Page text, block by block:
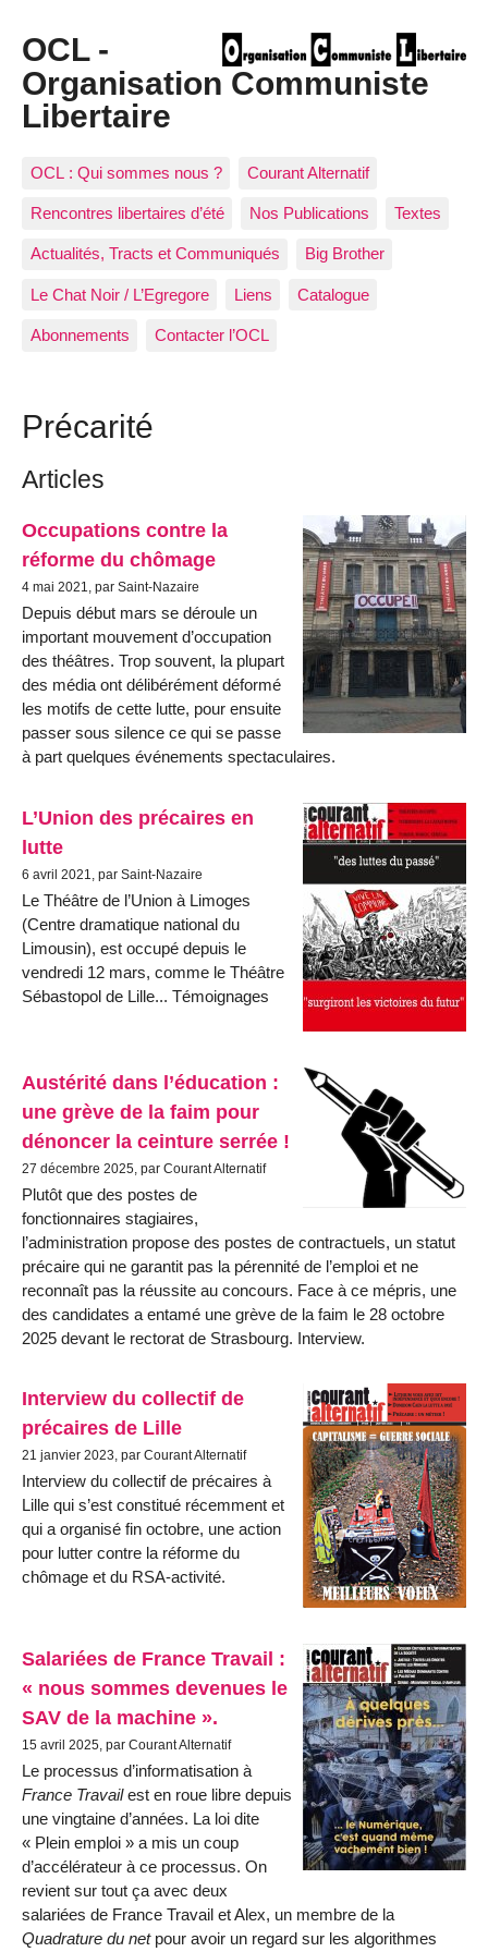
OCL -
Organisation Communiste
Libertaire
OCL : Qui sommes nous ? Courant Alternatif
Rencontres libertaires d’été Nos Publications Textes
Actualités, Tracts et Communiqués Big Brother
Le Chat Noir / L’Egregore Liens Catalogue
Abonnements Contacter l’OCL
Précarité
Articles
Occupations contre la
réforme du chômage
4 mai 2021, par Saint-Nazaire
Depuis début mars se déroule un
important mouvement d’occupation
des théâtres. Trop souvent, la plupart
des média ont délibérément déformé
les motifs de cette lutte, pour ensuite
passer sous silence ce qui se passe
à part quelques événements spectaculaires.
L’Union des précaires en
lutte
6 avril 2021, par Saint-Nazaire
Le Théâtre de l’Union à Limoges
(Centre dramatique national du
Limousin), est occupé depuis le
vendredi 12 mars, comme le Théâtre
Sébastopol de Lille... Témoignages
Austérité dans l’éducation :
une grève de la faim pour
dénoncer la ceinture serrée !
27 décembre 2025, par Courant Alternatif
Plutôt que des postes de
fonctionnaires stagiaires,
l’administration propose des postes de contractuels, un statut
précaire qui ne garantit pas la pérennité de l’emploi et ne
reconnaît pas la réussite au concours. Face à ce mépris, une
des candidates a entamé une grève de la faim le 28 octobre
2025 devant le rectorat de Strasbourg. Interview.
Interview du collectif de
précaires de Lille
21 janvier 2023, par Courant Alternatif
Interview du collectif de précaires à
Lille qui s’est constitué récemment et
qui a organisé fin octobre, une action
pour lutter contre la réforme du
chômage et du RSA-activité.
Salariées de France Travail :
« nous sommes devenues le
SAV de la machine ».
15 avril 2025, par Courant Alternatif
Le processus d’informatisation à
France Travailest en roue libre depuis
une vingtaine d’années. La loi dite
« Plein emploi » a mis un coup
d’accélérateur à ce processus. On
revient sur tout ça avec deux
salariées de France Travail et Alex, un membre de la
Quadrature du netpour avoir un regard sur les algorithmes